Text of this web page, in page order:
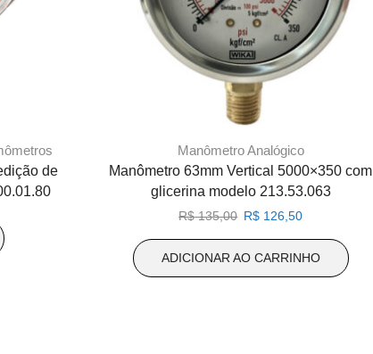
de
Manômetro Analógico
Manômetro 63mm Vertical 5000×350 com
glicerina modelo 213.53.063
R$135,00 O
original
R$ 126,50O
atual
ADICIONAR AO CARRINHO